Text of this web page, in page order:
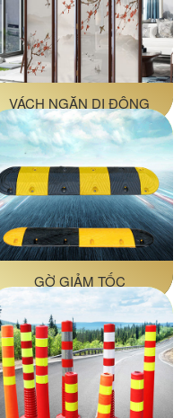
VÁCH NGĂN DI ĐỘNG
GỜ GIẢM TỐC